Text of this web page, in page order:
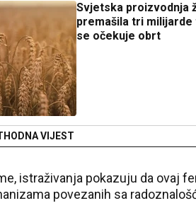
Svjetska proizvodnja
premašila tri milijarde
se očekuje obrt
VIJEST
istraživanja pokazuju da ovaj
povezanih sa